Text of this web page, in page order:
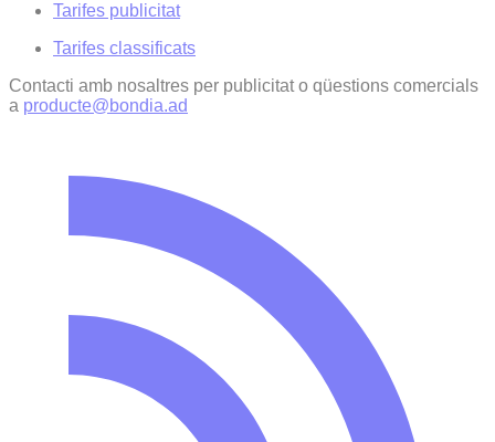
Tarifes publicitat
Tarifes classificats
Contacti amb nosaltres per publicitat o qüestions comercials
a producte@bondia.ad